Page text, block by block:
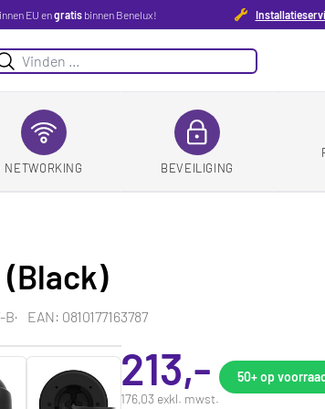
EU engratisbinnen Benelux!
NETWORKING BEVEILIGING
B EAN: 0810177163787
213,-
176,03 exkl. mwst.
50+op